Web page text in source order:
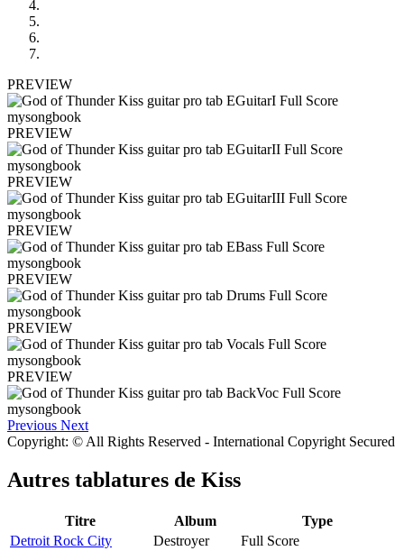
PREVIEW
PREVIEW
PREVIEW
PREVIEW
PREVIEW
PREVIEW
PREVIEW
Previous Next
Copyright: © All Rights Reserved - International Copyright Secured
Autres tablatures de Kiss
Titre Album
Type
Detroit Rock City
Destroyer
Full Score